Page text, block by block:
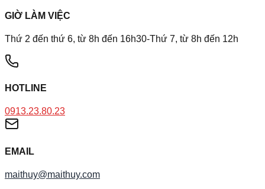
GIỜ LÀM VIỆC
Thứ 2 đến thứ 6, từ 8h đến 16h30-Thứ 7, từ 8h đến 12h
HOTLINE
0913.23.80.23
EMAIL
maithuy@maithuy.com